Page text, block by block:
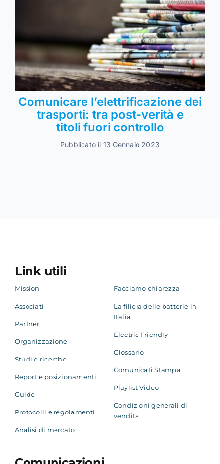
Comunicare l’elettrificazione dei
trasporti: tra post-verità e
titoli fuori controllo
Pubblicato il 13 Gennaio 2023
Link utili
Mission
Associati
Partner
Organizzazione
Studi e ricerche
Report e posizionamenti
Guide
Protocolli e regolamenti
Analisi di mercato
Facciamo chiarezza
La filiera delle batterie in
Italia
Electric Friendly
Glossario
Comunicati Stampa
Playlist Video
Condizioni generali di
vendita